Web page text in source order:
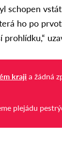
schopen
ho po
kraji a žádná
plejádu